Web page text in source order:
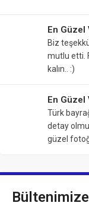
En Güzel
Biz
mutlu etti.
kalın.. :)
En Güzel
Türk
detay
güzel
Bültenimize